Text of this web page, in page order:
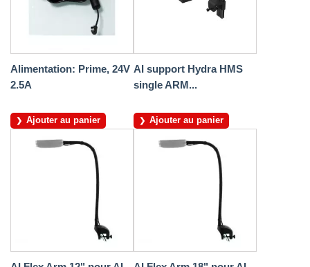
Alimentation: Prime, 24V
2.5A
Ajouter au panier
AI support Hydra HMS
single ARM...
Ajouter au panier